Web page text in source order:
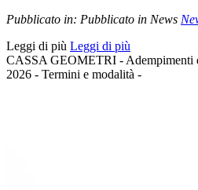
Pubblicato in: Pubblicato in News
Leggi di più Leggi di più
CASSA GEOMETRI - Adempimenti
2026 - Termini e modalità -